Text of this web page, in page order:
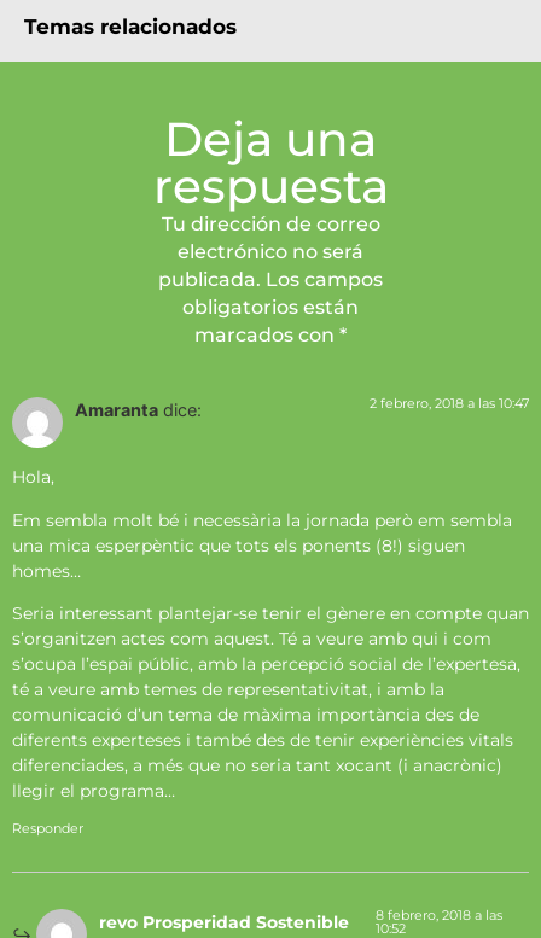
Temas relacionados
Deja una
respuesta
Tu dirección de correo
electrónico no será
publicada. Los campos
obligatorios están
marcados con *
Amaranta dice: 2 febrero, 2018 a las 10:47
Hola,
Em sembla molt bé i necessària la jornada però em sembla
una mica esperpèntic que tots els ponents (8!) siguen
homes…
Seria interessant plantejar-se tenir el gènere en compte quan
s’organitzen actes com aquest. Té a veure amb qui i com
s’ocupa l’espai públic, amb la percepció social de l’expertesa,
té a veure amb temes de representativitat, i amb la
comunicació d’un tema de màxima importància des de
diferents experteses i també des de tenir experiències vitals
diferenciades, a més que no seria tant xocant (i anacrònic)
llegir el programa…
Responder
revo Prosperidad Sostenible 8 febrero, 2018 a las
10:52